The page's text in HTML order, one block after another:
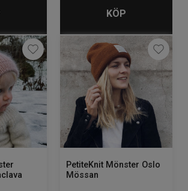
KÖP
PetiteKnit Mönster Oslo
Mössan